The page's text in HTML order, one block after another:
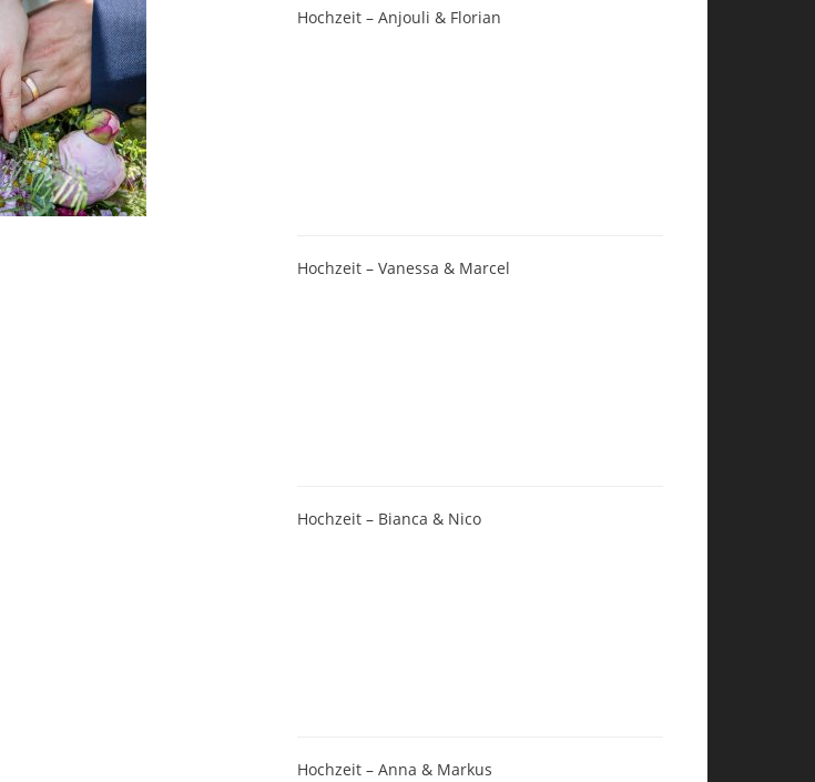
Hochzeit – Anjouli & Florian
Hochzeit – Vanessa & Marcel
Hochzeit – Bianca & Nico
Hochzeit – Anna & Markus